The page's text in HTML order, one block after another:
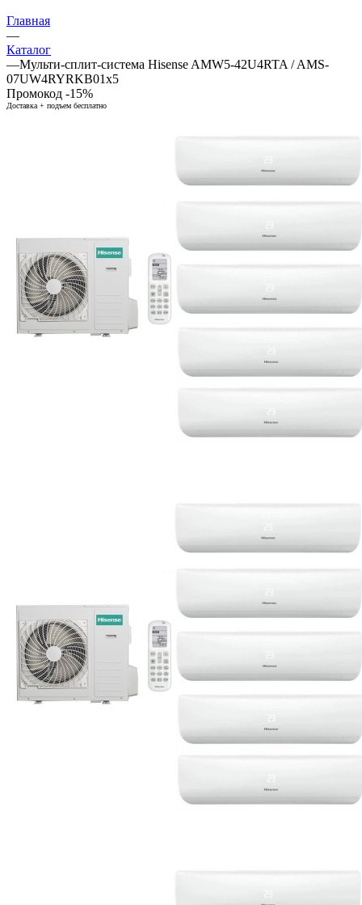
Главная
—
Каталог
—Мульти-сплит-система Hisense AMW5-42U4RTA / AMS-
07UW4RYRKB01x5
Промокод -15%
Доставка + подъем бесплатно